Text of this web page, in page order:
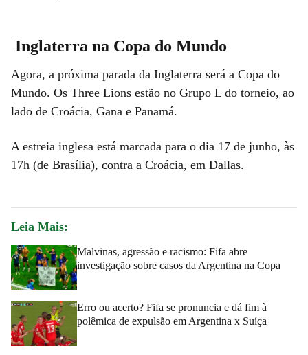
Inglaterra na Copa do Mundo
Agora, a próxima parada da Inglaterra será a Copa do
Mundo. Os Three Lions estão no Grupo L do torneio, ao
lado de Croácia, Gana e Panamá.
A estreia inglesa está marcada para o dia 17 de junho, às
17h (de Brasília), contra a Croácia, em Dallas.
Leia Mais:
Malvinas, agressão e racismo: Fifa abre
investigação sobre casos da Argentina na Copa
Erro ou acerto? Fifa se pronuncia e dá fim à
polêmica de expulsão em Argentina x Suíça